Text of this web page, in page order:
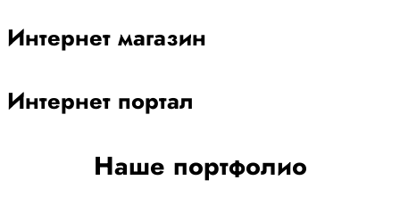
Интернет магазин
Интернет портал
Наше портфолио